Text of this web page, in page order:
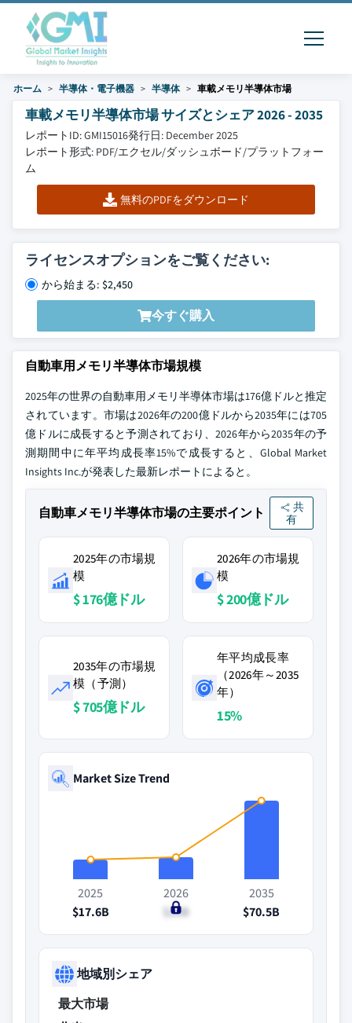
ホーム 半導体・電子機器 半導体 車載メモリ半導体市場
車載メモリ半導体市場 サイズとシェア 2026 - 2035
レポートID: GMI15016発行日: December 2025
レポート形式: PDF/エクセル/ダッシュボード/プラットフォー
ム
無料のPDFをダウンロード
ライセンスオプションをご覧ください:
から始まる: $2,450
今すぐ購入
自動車用メモリ半導体市場規模
2025年の世界の自動車用メモリ半導体市場は176億ドルと推定
されています。市場は2026年の200億ドルから2035年には705
億ドルに成長すると予測されており、2026年から2035年の予
測期間中に年平均成長率15%で成長すると、Global Market
Insights Inc.が発表した最新レポートによると。
自動車メモリ半導体市場の主要ポイント
共
有
2025年の市場規
模
$ 176億ドル
2026年の市場規
模
$ 200億ドル
2035年の市場規
模（予測）
$ 705億ドル
年平均成長率
（2026年～2035
年）
15%
Market Size Trend
2025
$17.6B
2026
$20B
2035
$70.5B
地域別シェア
最大市場